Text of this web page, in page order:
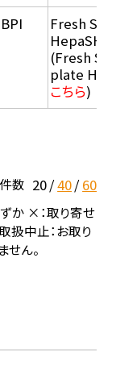
BPI
Fresh
HepaSH®
(Fresh
plate
こちら)
数 20 40 60
か ×：取り寄せ
扱中止：お取り
ん。